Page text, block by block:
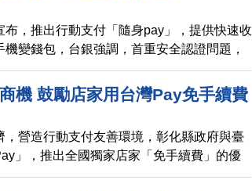
布，推出行動支付「隨身pay」，提供快速收
變錢包，台銀強調，首重安全認證問題，
加入支付大戰。
機 鼓勵店家用台灣Pay免手續費
，營造行動支付友善環境，彰化縣政府與臺
」，推出全國獨家店家「免手續費」的優
興券數位商機。